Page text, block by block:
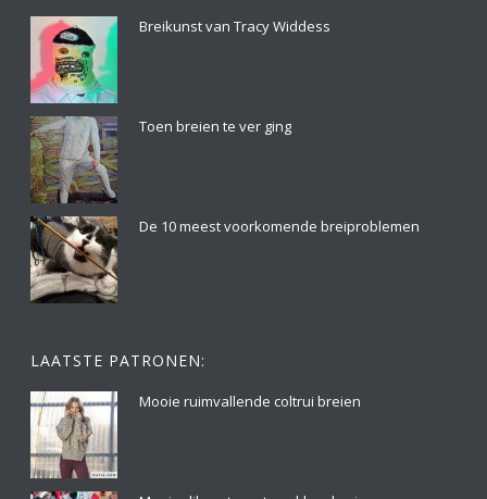
Breikunst van Tracy Widdess
Toen breien te ver ging
De 10 meest voorkomende breiproblemen
LAATSTE PATRONEN:
Mooie ruimvallende coltrui breien